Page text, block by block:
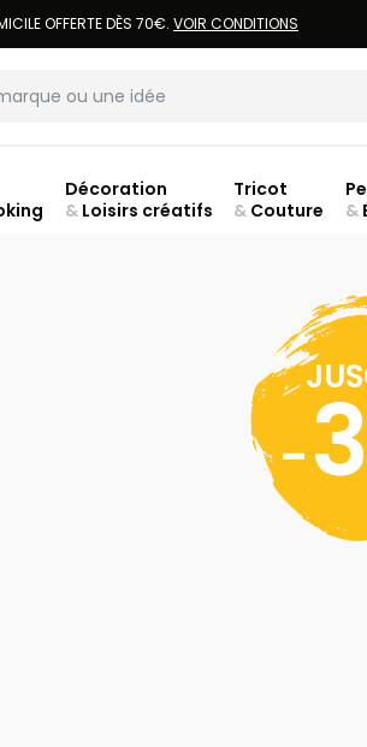
LIVRAISON À DOMICILE OFFERTE DÈS 70€.VOIR
Décoration
&Loisirs créatifs
Tricot
& Couture
&
JUSQU'À
30%